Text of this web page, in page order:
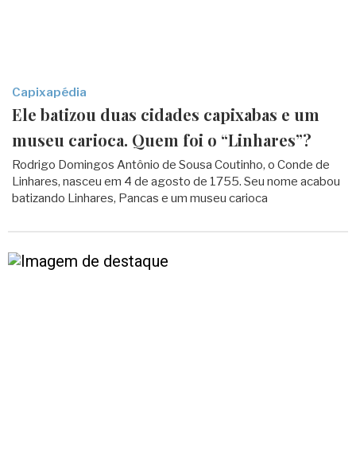
Capixapédia
Ele batizou duas cidades capixabas e um
museu carioca. Quem foi o “Linhares”?
Rodrigo Domingos Antônio de Sousa Coutinho, o Conde de
Linhares, nasceu em 4 de agosto de 1755. Seu nome acabou
batizando Linhares, Pancas e um museu carioca